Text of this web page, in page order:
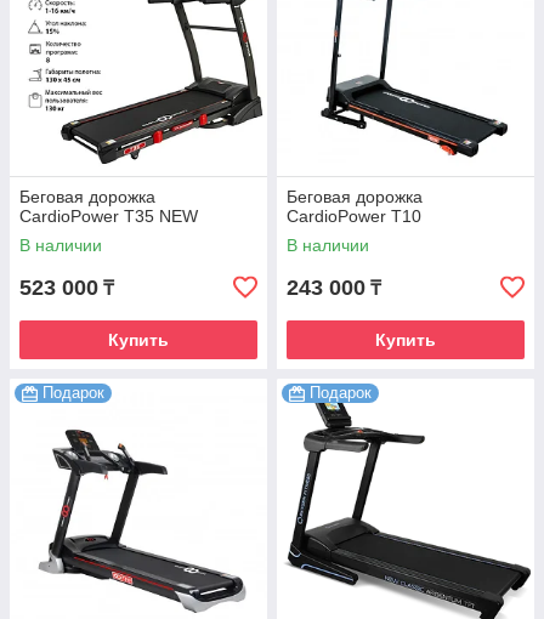
Беговая дорожка
CardioPower T35 NEW
В наличии
523 000 ₸
Купить
Беговая дорожка
CardioPower T10
В наличии
243 000 ₸
Купить
Подарок Подарок